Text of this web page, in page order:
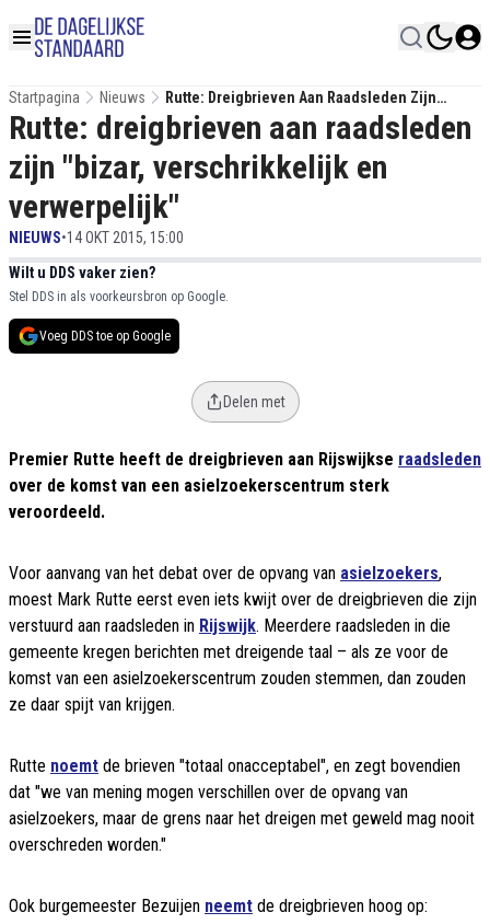
Startpagina Nieuws
Rutte: Dreigbrieven Aan Raadsleden Zijn
"bizar, Verschrikkelijk En Verwerpelijk"
Rutte: dreigbrieven aan raadsleden
zijn "bizar, verschrikkelijk en
verwerpelijk"
NIEUWS•14 OKT 2015, 15:00
Wilt u DDS vaker zien?
Stel DDS in als voorkeursbron op Google.
Voeg DDS toe op Google
Delen met
Premier Rutte heeft de dreigbrieven aan Rijswijkse raadsleden
over de komst van een asielzoekerscentrum sterk
veroordeeld.
Voor aanvang van het debat over de opvang van asielzoekers,
moest Mark Rutte eerst even iets kwijt over de dreigbrieven die zijn
verstuurd aan raadsleden in Rijswijk. Meerdere raadsleden in die
gemeente kregen berichten met dreigende taal – als ze voor de
komst van een asielzoekerscentrum zouden stemmen, dan zouden
ze daar spijt van krijgen.
Rutte noemt de brieven "totaal onacceptabel", en zegt bovendien
dat "we van mening mogen verschillen over de opvang van
asielzoekers, maar de grens naar het dreigen met geweld mag nooit
overschreden worden."
Ook burgemeester Bezuijen neemt de dreigbrieven hoog op: